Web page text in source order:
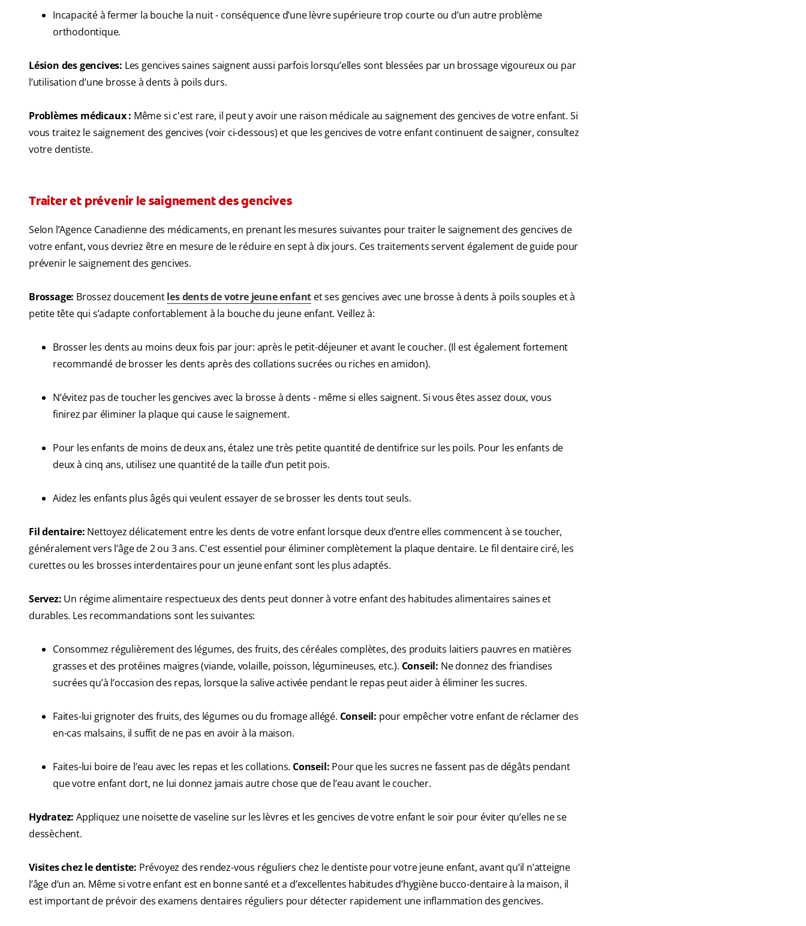
Incapacité à fermer la bouche la nuit - conséquence d’une lèvre supérieure trop courte ou d’un autre problème
orthodontique.
Lésion des gencives: Les gencives saines saignent aussi parfois lorsqu’elles sont blessées par un brossage vigoureux ou par
l’utilisation d’une brosse à dents à poils durs.
Problèmes médicaux : Même si c'est rare, il peut y avoir une raison médicale au saignement des gencives de votre enfant. Si
vous traitez le saignement des gencives (voir ci-dessous) et que les gencives de votre enfant continuent de saigner, consultez
votre dentiste.
Traiter et prévenir le saignement des gencives
Selon l’Agence Canadienne des médicaments, en prenant les mesures suivantes pour traiter le saignement des gencives de
votre enfant, vous devriez être en mesure de le réduire en sept à dix jours. Ces traitements servent également de guide pour
prévenir le saignement des gencives.
Brossage: Brossez doucementles dents de votre jeune enfant et ses gencives avec une brosse à dents à poils souples et à
petite tête qui s’adapte confortablement à la bouche du jeune enfant. Veillez à:
Brosser les dents au moins deux fois par jour: après le petit-déjeuner et avant le coucher. (Il est également fortement
recommandé de brosser les dents après des collations sucrées ou riches en amidon).
N’évitez pas de toucher les gencives avec la brosse à dents - même si elles saignent. Si vous êtes assez doux, vous
finirez par éliminer la plaque qui cause le saignement.
Pour les enfants de moins de deux ans, étalez une très petite quantité de dentifrice sur les poils. Pour les enfants de
deux à cinq ans, utilisez une quantité de la taille d’un petit pois.
Aidez les enfants plus âgés qui veulent essayer de se brosser les dents tout seuls.
Fil dentaire: Nettoyez délicatement entre les dents de votre enfant lorsque deux d’entre elles commencent à se toucher,
généralement vers l’âge de 2 ou 3 ans. C'est essentiel pour éliminer complètement la plaque dentaire. Le fil dentaire ciré, les
curettes ou les brosses interdentaires pour un jeune enfant sont les plus adaptés.
Servez: Un régime alimentaire respectueux des dents peut donner à votre enfant des habitudes alimentaires saines et
durables. Les recommandations sont les suivantes:
Consommez régulièrement des légumes, des fruits, des céréales complètes, des produits laitiers pauvres en matières
grasses et des protéines maigres (viande, volaille, poisson, légumineuses, etc.). Conseil: Ne donnez des friandises
sucrées qu’à l’occasion des repas, lorsque la salive activée pendant le repas peut aider à éliminer les sucres.
Faites-lui grignoter des fruits, des légumes ou du fromage allégé. Conseil: pour empêcher votre enfant de réclamer des
en-cas malsains, il suffit de ne pas en avoir à la maison.
Faites-lui boire de l’eau avec les repas et les collations. Conseil: Pour que les sucres ne fassent pas de dégâts pendant
que votre enfant dort, ne lui donnez jamais autre chose que de l’eau avant le coucher.
Hydratez: Appliquez une noisette de vaseline sur les lèvres et les gencives de votre enfant le soir pour éviter qu’elles ne se
dessèchent.
Visites chez le dentiste: Prévoyez des rendez-vous réguliers chez le dentiste pour votre jeune enfant, avant qu’il n’atteigne
l’âge d’un an. Même si votre enfant est en bonne santé et a d’excellentes habitudes d’hygiène bucco-dentaire à la maison, il
est important de prévoir des examens dentaires réguliers pour détecter rapidement une inflammation des gencives.